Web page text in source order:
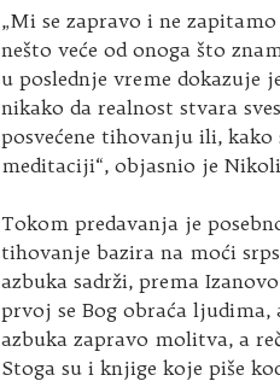
„Mi se zapravo i ne
nešto veće od onoga što
u poslednje vreme dokazuje
nikako da realnost stvara
posvećene tihovanju ili, kako
meditaciji“, objasnio je
Tokom predavanja je
tihovanje bazira na moći
azbuka sadrži, prema
prvoj se Bog obraća
azbuka zapravo molitva, a
Stoga su i knjige koje piše